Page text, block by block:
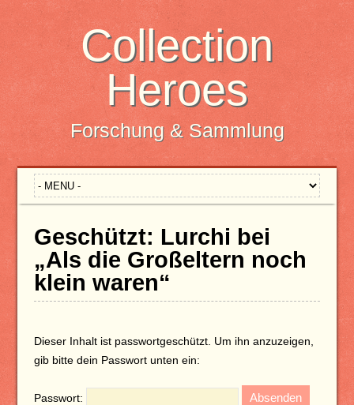
Collection
Heroes
Forschung & Sammlung
Geschützt: Lurchi bei
„Als die Großeltern noch
klein waren“
Dieser Inhalt ist passwortgeschützt. Um ihn anzuzeigen,
gib bitte dein Passwort unten ein:
Passwort: